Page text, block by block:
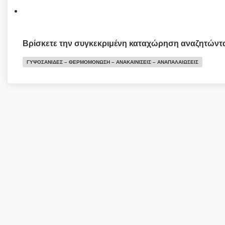
Βρίσκετε την συγκεκριμένη καταχώρηση
ΓΥΨΟΣΑΝΙΔΕΣ – ΘΕΡΜΟΜΟΝΩΣΗ – ΑΝΑΚΑΙΝΙΣΕΙΣ – ΑΝΑΠΑΛΑΙΩΣΕΙΣ